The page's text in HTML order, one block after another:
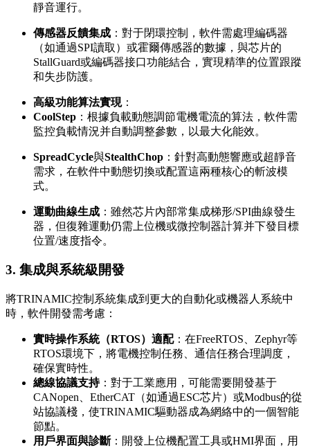
靜音運行。
傳感器反饋集成 ：對于閉環控制，軟件需處理編碼器
（如通過SPI讀取）或霍爾傳感器的數據，與芯片的
StallGuard或編碼器接口功能結合，實現精準的位置跟蹤
和失步防護。
高級功能算法實現：
CoolStep ：根據負載動態調節電機電流的算法，軟件需
監控負載情況并自動調整參數，以最大化能效。
SpreadCycle與StealthChop ：針對高動態響應或超靜音
需求，在軟件中動態切換或配置這兩種核心的斬波模
式。
運動曲線生成 ：雖然芯片內部常集成梯形/SPI曲線發生
器，但復雜運動仍需上位機或微控制器計算并下發目標
位置/速度指令。
3. 集成與系統級開發
將TRINAMIC控制系統集成到更大的自動化或機器人系統中
時，軟件開發需考慮：
實時操作系統（RTOS）適配：在FreeRTOS、Zephyr等
RTOS環境下，將電機控制任務、通信任務合理調度，
確保實時性。
總線協議支持：對于工業應用，可能需要開發基于
CANopen、EtherCAT（如通過ESC芯片）或Modbus的從
站協議棧，使TRINAMIC驅動器成為網絡中的一個智能
節點。
用戶界面與診斷：開發上位機配置工具或HMI界面，用